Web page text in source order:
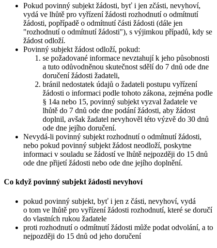
Pokud povinný subjekt žádosti, byť i jen zčásti, nevyhoví,
vydá ve lhůtě pro vyřízení žádosti rozhodnutí o odmítnutí
žádosti, popřípadě o odmítnutí části žádosti (dále jen
"rozhodnutí o odmítnutí žádosti"), s výjimkou případů, kdy se
žádost odloží.
Povinný subjekt žádost odloží, pokud:
se požadované informace nevztahují k jeho působnosti
a tuto odůvodněnou skutečnost sdělí do 7 dnů ode dne
doručení žádosti žadateli,
bránil nedostatek údajů o žadateli postupu vyřízení
žádosti o informaci podle tohoto zákona, zejména podle
§ 14a nebo 15, povinný subjekt vyzval žadatele ve
lhůtě do 7 dnů ode dne podání žádosti, aby žádost
doplnil, avšak žadatel nevyhověl této výzvě do 30 dnů
ode dne jejího doručení.
Nevydá-li povinný subjekt rozhodnutí o odmítnutí žádosti,
nebo pokud povinný subjekt žádost neodloží, poskytne
informaci v souladu se žádostí ve lhůtě nejpozději do 15 dnů
ode dne přijetí žádosti nebo ode dne jejího doplnění.
Co když povinný subjekt žádosti nevyhoví
pokud povinný subjekt, byť i jen z části, nevyhoví, vydá
o tom ve lhůtě pro vyřízení žádosti rozhodnutí, které se doručí
do vlastních rukou žadatele
proti rozhodnutí o odmítnutí žádosti může podat odvolání, a to
nejpozději do 15 dnů od jeho doručení